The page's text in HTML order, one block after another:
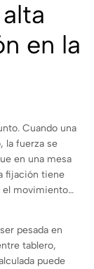
en la
Cuando una
la fuerza se
en una mesa
fijación tiene
el movimiento
pesada en
tablero,
puede